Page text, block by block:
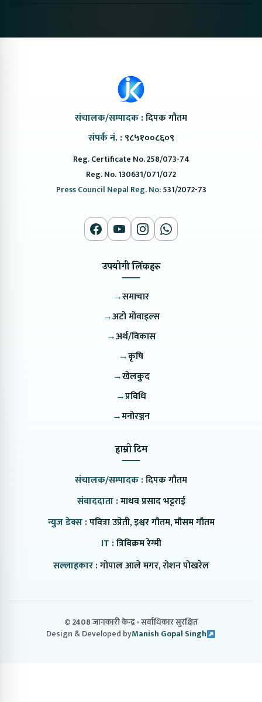
संचालक/सम्पादक :दिपक गौतम
संपर्क नं. : ९८५१००८६०९
Reg. Certificate No. 258/073-74
Reg. No. 130631/071/072
Press Council Nepal Reg. No:531/2072-73
उपयोगी लिंकहरु
→समाचार
→अटो मोवाइल्स
→अर्थ/विकास
→कृषि
→खेलकुद
→प्रविधि
→मनोरञ्जन
हाम्रो टिम
संचालक/सम्पादक :दिपक गौतम
संवाददाता :माधव प्रसाद भट्टराई
न्युज डेक्स :पवित्रा उप्रेती, इश्वर गौतम, मौसम गौतम
IT :त्रिबिक्रम रेग्मी
सल्लाहकार :गोपाल आले मगर, रोशन पोखरेल
© 2408 जानकारी केन्द्र सर्वाधिकार सुरक्षित
Design & Developed byManish Gopal Singh